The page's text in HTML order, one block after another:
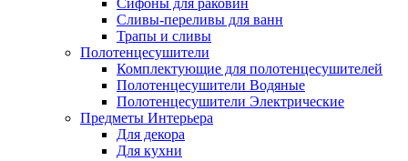
Сифоны для раковин
Сливы-переливы для ванн
Трапы и сливы
Полотенцесушители
Комплектующие для полотенцесушителей
Полотенцесушители Водяные
Полотенцесушители Электрические
Предметы Интерьера
Для декора
Для кухни